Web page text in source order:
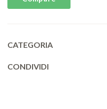
CATEGORIA
CONDIVIDI